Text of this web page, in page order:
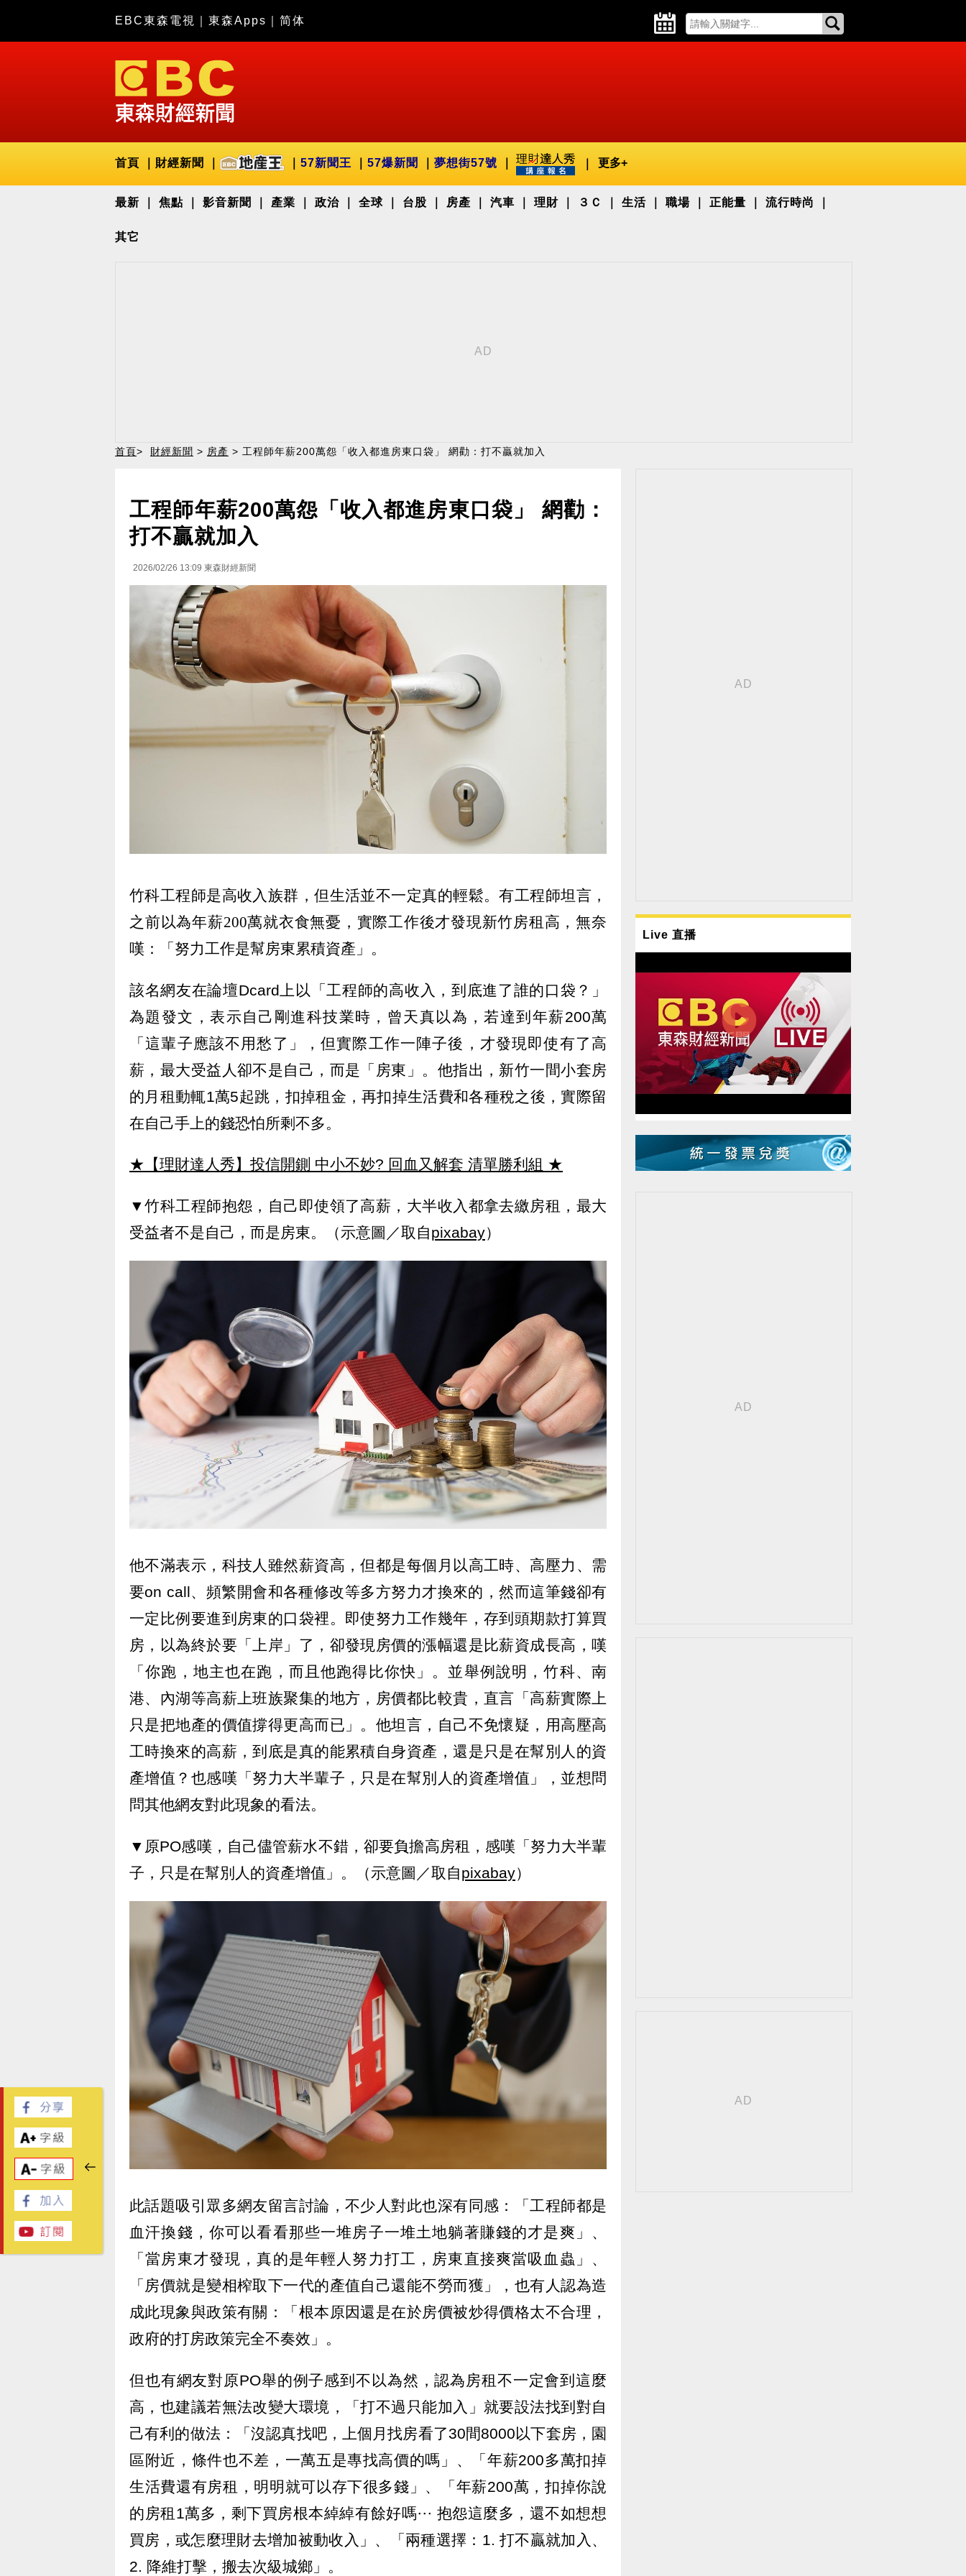
EBC東森電視 東森Apps 简体
首頁 財經新聞 57新聞王 57爆新聞 夢想街57號 更多+
最新 焦點 影音新聞 產業 政治 全球 台股 房產 汽車 理財 ３Ｃ 生活 職場 正能量 流行時尚
其它
首頁> 財經新聞 > 房產 > 工程師年薪200萬怨「收入都進房東口袋」 網勸：打不贏就加入
工程師年薪200萬怨「收入都進房東口袋」 網勸：
打不贏就加入
2026/02/26 13:09 東森財經新聞
竹科工程師是高收入族群，但生活並不一定真的輕鬆。有工程師坦言，
之前以為年薪200萬就衣食無憂，實際工作後才發現新竹房租高，無奈
嘆：「努力工作是幫房東累積資產」。
該名網友在論壇Dcard上以「工程師的高收入，到底進了誰的口袋？」
為題發文，表示自己剛進科技業時，曾天真以為，若達到年薪200萬
「這輩子應該不用愁了」，但實際工作一陣子後，才發現即使有了高
薪，最大受益人卻不是自己，而是「房東」。他指出，新竹一間小套房
的月租動輒1萬5起跳，扣掉租金，再扣掉生活費和各種稅之後，實際留
在自己手上的錢恐怕所剩不多。
★【理財達人秀】投信開鍘 中小不妙? 回血又解套 清單勝利組 ★
▼竹科工程師抱怨，自己即使領了高薪，大半收入都拿去繳房租，最大
受益者不是自己，而是房東。（示意圖／取自pixabay）
他不滿表示，科技人雖然薪資高，但都是每個月以高工時、高壓力、需
要on call、頻繁開會和各種修改等多方努力才換來的，然而這筆錢卻有
一定比例要進到房東的口袋裡。即使努力工作幾年，存到頭期款打算買
房，以為終於要「上岸」了，卻發現房價的漲幅還是比薪資成長高，嘆
「你跑，地主也在跑，而且他跑得比你快」。並舉例說明，竹科、南
港、內湖等高薪上班族聚集的地方，房價都比較貴，直言「高薪實際上
只是把地產的價值撐得更高而已」。他坦言，自己不免懷疑，用高壓高
工時換來的高薪，到底是真的能累積自身資產，還是只是在幫別人的資
產增值？也感嘆「努力大半輩子，只是在幫別人的資產增值」，並想問
問其他網友對此現象的看法。
▼原PO感嘆，自己儘管薪水不錯，卻要負擔高房租，感嘆「努力大半輩
子，只是在幫別人的資產增值」。（示意圖／取自pixabay）
此話題吸引眾多網友留言討論，不少人對此也深有同感：「工程師都是
血汗換錢，你可以看看那些一堆房子一堆土地躺著賺錢的才是爽」、
「當房東才發現，真的是年輕人努力打工，房東直接爽當吸血蟲」、
「房價就是變相榨取下一代的產值自己還能不勞而獲」，也有人認為造
成此現象與政策有關：「根本原因還是在於房價被炒得價格太不合理，
政府的打房政策完全不奏效」。
但也有網友對原PO舉的例子感到不以為然，認為房租不一定會到這麼
高，也建議若無法改變大環境，「打不過只能加入」就要設法找到對自
己有利的做法：「沒認真找吧，上個月找房看了30間8000以下套房，園
區附近，條件也不差，一萬五是專找高價的嗎」、「年薪200多萬扣掉
生活費還有房租，明明就可以存下很多錢」、「年薪200萬，扣掉你說
的房租1萬多，剩下買房根本綽綽有餘好嗎⋯ 抱怨這麼多，還不如想想
買房，或怎麼理財去增加被動收入」、「兩種選擇：1. 打不贏就加入、
2. 降維打擊，搬去次級城鄉」。
Live 直播